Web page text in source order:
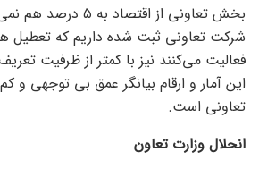
بخش تعاونی از اقتصاد
شرکت تعاونی ثبت شده داریم که تعطیل
فعالیت می‌کنند نیز با کمتر از ظرفیت
این آمار و ارقام بیانگر عمق بی توجهی
تعاونی است.
انحلال وزارت تعاون